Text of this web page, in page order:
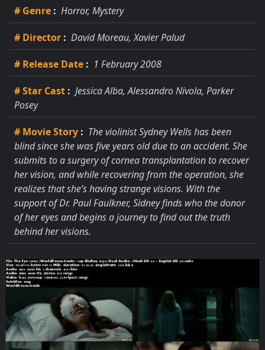
# Genre : Horror, Mystery
# Director : David Moreau, Xavier Palud
# Release Date : 1 February 2008
# Star Cast : Jessica Alba, Alessandro Nivola, Parker
Posey
# Movie Story : The violinist Sydney Wells has been
blind since she was five years old due to an accident. She
submits to a surgery of cornea transplantation to recover
her vision, and while recovering from the operation, she
realizes that she’s having strange visions. With the
support of Dr. Paul Faulkner, Sidney finds who the donor
of her eyes and begins a journey to find out the truth
behind her visions.